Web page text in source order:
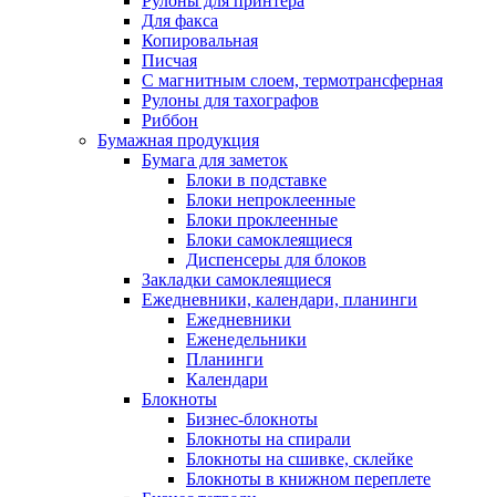
Для факса
Копировальная
Писчая
С магнитным слоем, термотрансферная
Рулоны для тахографов
Риббон
Бумажная продукция
Бумага для заметок
Блоки в подставке
Блоки непроклеенные
Блоки проклеенные
Блоки самоклеящиеся
Диспенсеры для блоков
Закладки самоклеящиеся
Ежедневники, календари, планинги
Ежедневники
Еженедельники
Планинги
Календари
Блокноты
Бизнес-блокноты
Блокноты на спирали
Блокноты на сшивке, склейке
Блокноты в книжном переплете